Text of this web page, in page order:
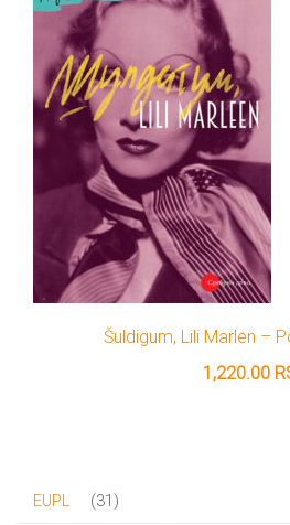
Šuldigum, Lili Marlen –
1,220.00
EUPL 31 31